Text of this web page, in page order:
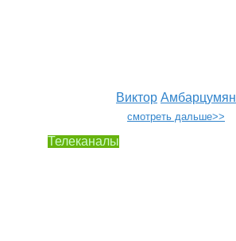
Виктор Амбарцумян
смотреть дальше>>
Телеканалы